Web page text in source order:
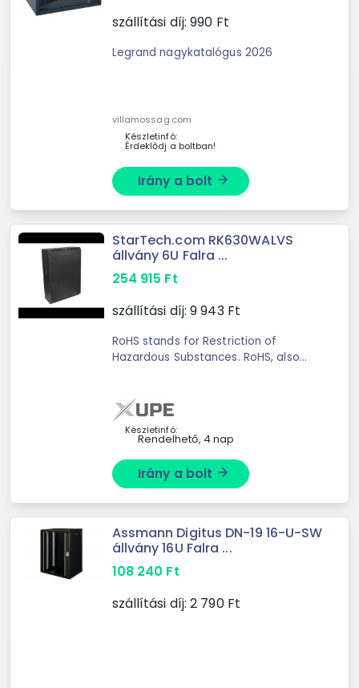
szállítási díj: 990 Ft
Legrand nagykatalógus 2026
villamossag.com
Készletinfó:
Érdeklődj a boltban!
Irány a bolt arrow_forward
StarTech.com RK630WALVS
állvány 6U Falra ...
254 915 Ft
szállítási díj: 9 943Ft
RoHS stands for Restriction of
Hazardous Substances. RoHS, also
restricts the use of specific
hazardous ...
Készletinfó:
Rendelhető, 4 nap
Irány a bolt arrow_forward
Assmann Digitus DN-19 16-U-SW
állvány 16U Falra ...
108 240 Ft
szállítási díj: 2 790Ft